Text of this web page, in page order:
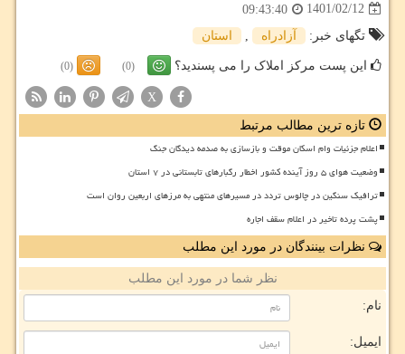
1401/02/12
09:43:40
تگهای خبر:
آزادراه , استان
این پست مرکز املاک را می پسندید؟ (0)
(0)
X
تازه ترین مطالب مرتبط
اعلام جزئیات وام اسکان موقت و بازسازی به صدمه دیدگان جنگ
وضعیت هوای ۵ روز آینده کشور اخطار رگبارهای تابستانی در ۷ استان
ترافیک سنگین در چالوس تردد در مسیرهای منتهی به مرزهای اربعین روان است
پشت پرده تاخیر در اعلام سقف اجاره
نظرات بینندگان در مورد این مطلب
نظر شما در مورد این مطلب
نام:
ایمیل: